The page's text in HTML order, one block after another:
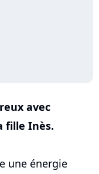
avec
fille Inès.
une énergie